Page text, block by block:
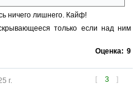
ничего лишнего. Кайф!
только если над ним
Оценка: 9
[ 3 ]
г.